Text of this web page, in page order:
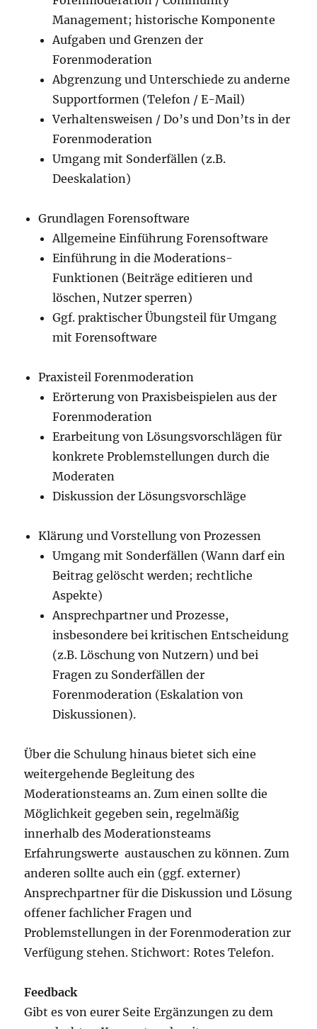
Management; historische Komponente
Aufgaben und Grenzen der
Forenmoderation
Abgrenzung und Unterschiede zu anderne
Supportformen (Telefon / E-Mail)
Verhaltensweisen / Do’s und Don’ts in der
Forenmoderation
Umgang mit Sonderfällen (z.B.
Deeskalation)
Grundlagen Forensoftware
Allgemeine Einführung Forensoftware
Einführung in die Moderations-
Funktionen (Beiträge editieren und
löschen, Nutzer sperren)
Ggf. praktischer Übungsteil für Umgang
mit Forensoftware
Praxisteil Forenmoderation
Erörterung von Praxisbeispielen aus der
Forenmoderation
Erarbeitung von Lösungsvorschlägen für
konkrete Problemstellungen durch die
Moderaten
Diskussion der Lösungsvorschläge
Klärung und Vorstellung von Prozessen
Umgang mit Sonderfällen (Wann darf ein
Beitrag gelöscht werden; rechtliche
Aspekte)
Ansprechpartner und Prozesse,
insbesondere bei kritischen Entscheidung
(z.B. Löschung von Nutzern) und bei
Fragen zu Sonderfällen der
Forenmoderation (Eskalation von
Diskussionen).
Über die Schulung hinaus bietet sich eine
weitergehende Begleitung des
Moderationsteams an. Zum einen sollte die
Möglichkeit gegeben sein, regelmäßig
innerhalb des Moderationsteams
Erfahrungswerte austauschen zu können. Zum
anderen sollte auch ein (ggf. externer)
Ansprechpartner für die Diskussion und Lösung
offener fachlicher Fragen und
Problemstellungen in der Forenmoderation zur
Verfügung stehen. Stichwort: Rotes Telefon.
Feedback
Gibt es von eurer Seite Ergänzungen zu dem